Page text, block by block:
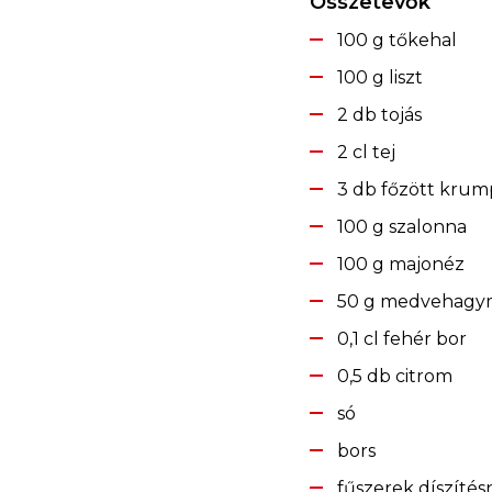
100 g tőkehal
100 g liszt
2 db tojás
2 cl tej
3 db főzött
100 g szalonna
100 g majonéz
50 g
0,1 cl fehér bor
0,5 db citrom
só
bors